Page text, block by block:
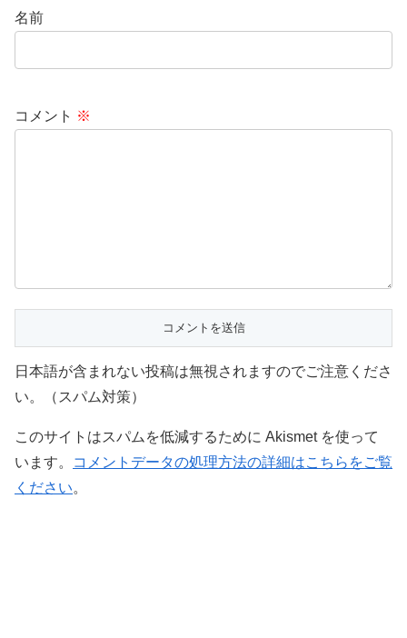
名前
コメント ※
日本語が含まれない投稿は無視されますのでご注意くださ
い。（スパム対策）
このサイトはスパムを低減するために Akismet を使って
います。
コメントデータの処理方法の詳細はこちらをご覧
ください。